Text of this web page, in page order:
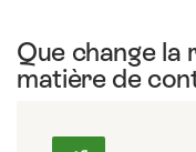
Que change
matière de